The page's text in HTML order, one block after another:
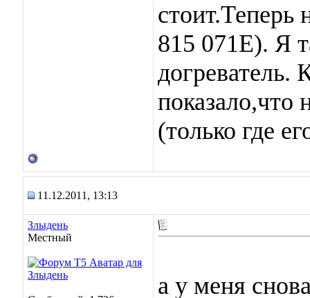
стоит.Теперь
815 071Е). Я
догреватель.
показало,что
(только где
11.12.2011, 13:13
Злыдень
Местный
а у меня